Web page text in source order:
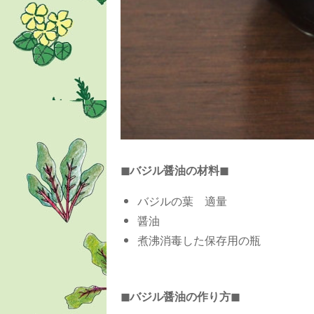
◼︎バジル醤油の材料◼︎
バジルの葉 適量
醤油
煮沸消毒した保存用の瓶
◼︎バジル醤油の作り方◼︎